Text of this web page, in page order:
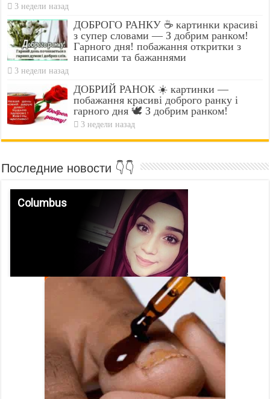
3 недели назад
ДОБРОГО РАНКУ ☕ картинки красиві
з супер словами — З добрим ранком!
Гарного дня! побажання откритки з
написами та бажаннями
3 недели назад
ДОБРИЙ РАНОК ☀️ картинки —
побажання красиві доброго ранку і
гарного дня 🕊️ З добрим ранком!
3 недели назад
Последние новости 👇👇